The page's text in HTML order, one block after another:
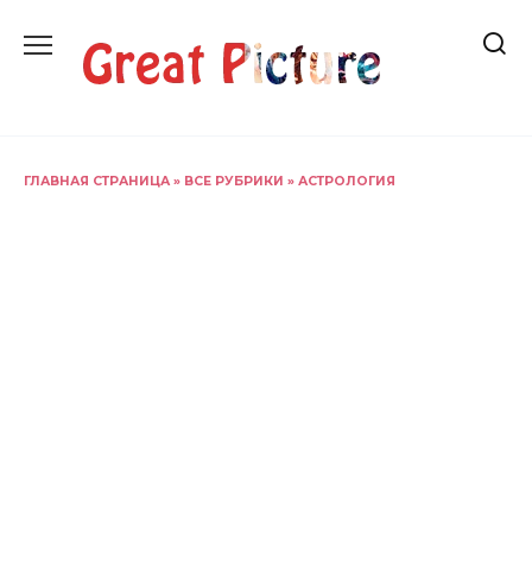
содержанию
ГЛАВНАЯ СТРАНИЦА » ВСЕ РУБРИКИ » АСТРОЛОГИЯ